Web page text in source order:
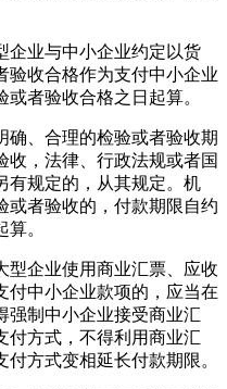
业与中小企业约定以货
验收合格作为支付中小企业
者验收合格之日起算。
、合理的检验或者验收期
收，法律、行政法规或者国
有规定的，从其规定。机
或者验收的，付款期限自约
。
企业使用商业汇票、应收
付中小企业款项的，应当在
强制中小企业接受商业汇
付方式，不得利用商业汇
方式变相延长付款期限。